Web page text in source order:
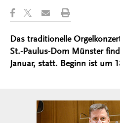
Das traditionelle
St.-Paulus-Dom Münster
Januar, statt. Beginn ist um